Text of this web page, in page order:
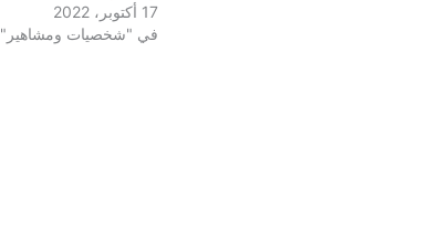
17 أكتوبر، 2022
في "شخصيات ومشاهير"